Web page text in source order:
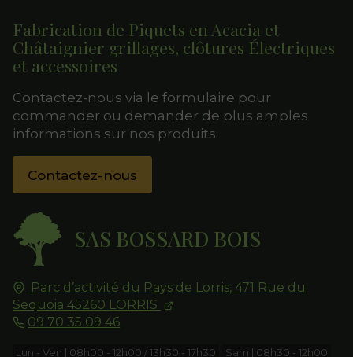
SAS BOSSARD BOIS
Parc d’activité du Pays de Lorris, 471 Rue du
Sequoia 45260 LORRIS
09 70 35 09 46
Lun - Ven | 08h00 - 12h00 / 13h30 - 17h30
Sam | 08h30 - 12h00
Fabrication de Piquets en Acacia et
Châtaignier grillages, clôtures Électriques
et accessoires
Contactez-nous via le formulaire pour
commander ou demander de plus amples
informations sur nos produits.
Contactez-nous